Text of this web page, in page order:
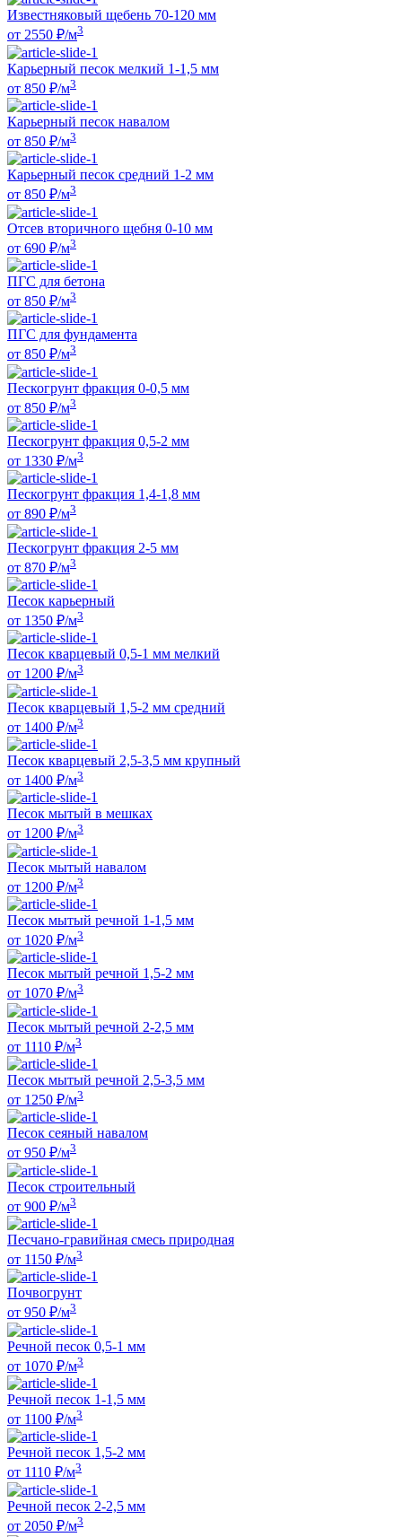
Известняковый щебень 70-120 мм
от 2550 ₽/м3
Карьерный песок мелкий 1-1,5 мм
от 850 ₽/м3
Карьерный песок навалом
от 850 ₽/м3
Карьерный песок средний 1-2 мм
от 850 ₽/м3
Отсев вторичного щебня 0-10 мм
от 690 ₽/м3
ПГС для бетона
от 850 ₽/м3
ПГС для фундамента
от 850 ₽/м3
Пескогрунт фракция 0-0,5 мм
от 850 ₽/м3
Пескогрунт фракция 0,5-2 мм
от 1330 ₽/м3
Пескогрунт фракция 1,4-1,8 мм
от 890 ₽/м3
Пескогрунт фракция 2-5 мм
от 870 ₽/м3
Песок карьерный
от 1350 ₽/м3
Песок кварцевый 0,5-1 мм мелкий
от 1200 ₽/м3
Песок кварцевый 1,5-2 мм средний
от 1400 ₽/м3
Песок кварцевый 2,5-3,5 мм крупный
от 1400 ₽/м3
Песок мытый в мешках
от 1200 ₽/м3
Песок мытый навалом
от 1200 ₽/м3
Песок мытый речной 1-1,5 мм
от 1020 ₽/м3
Песок мытый речной 1,5-2 мм
от 1070 ₽/м3
Песок мытый речной 2-2,5 мм
от 1110 ₽/м3
Песок мытый речной 2,5-3,5 мм
от 1250 ₽/м3
Песок сеяный навалом
от 950 ₽/м3
Песок строительный
от 900 ₽/м3
Песчано-гравийная смесь природная
от 1150 ₽/м3
Почвогрунт
от 950 ₽/м3
Речной песок 0,5-1 мм
от 1070 ₽/м3
Речной песок 1-1,5 мм
от 1100 ₽/м3
Речной песок 1,5-2 мм
от 1110 ₽/м3
Речной песок 2-2,5 мм
от 2050 ₽/м3